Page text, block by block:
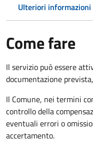
Ulteriori informazioni
Come fare
Il servizio può essere
documentazione
Il Comune, nei termini
controllo della
eventuali errori o
accertamento.